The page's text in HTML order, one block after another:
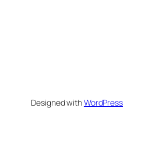
Designed withWordPress